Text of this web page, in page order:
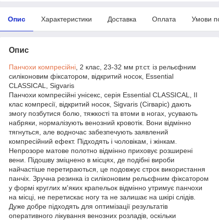
Опис Характеристики Доставка Оплата Умови
Опис
Панчохи компресійні , 2 клас, 23-32 мм рт.ст. із рельєфним
силіконовим фіксатором, відкритий носок, Essential
CLASSICAL, Sigvaris
Панчохи компресійні унісекс, серія Essential CLASSICAL, II
клас компресії, відкритий носок, Sigvaris (Сігваріс) дають
змогу позбутися болю, тяжкості та втоми в ногах, усувають
набряки, нормалізують венозний кровотік. Вони відмінно
тягнуться, але водночас забезпечують заявлений
компресійний ефект. Підходять і чоловікам, і жінкам.
Непрозоре матове полотно відмінно приховує розширені
вени. Підошву зміцнено в місцях, де подібні вироби
найчастіше перетираються, це подовжує строк використання
панчіх. Зручна резинка із силіконовим рельєфним фіксатором
у формі круглих м'яких крапельок відмінно утримує панчохи
на місці, не перетискає ногу та не залишає на шкірі слідів.
Дуже добре підходять для оптимізації результатів
оперативного лікування венозних розладів, оскільки